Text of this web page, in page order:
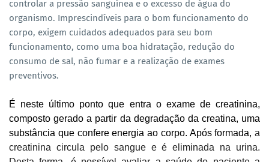
controlar a pressão sanguínea e o excesso de água do
organismo. Imprescindíveis para o bom funcionamento do
corpo, exigem cuidados adequados para seu bom
funcionamento, como uma boa hidratação, redução do
consumo de sal, não fumar e a realização de exames
preventivos.
É neste último ponto que entra o exame de creatinina,
composto gerado a partir da degradação da creatina, uma
substância que confere energia ao corpo. Após formada, a
creatinina circula pelo sangue e é eliminada na urina.